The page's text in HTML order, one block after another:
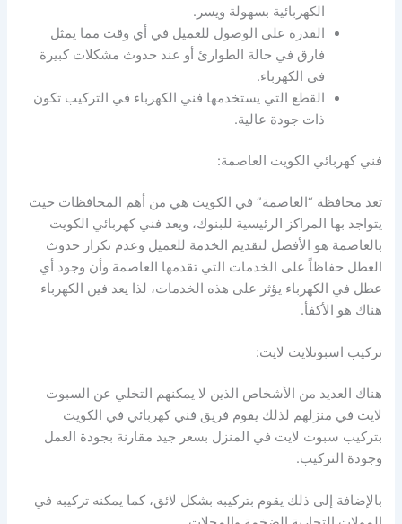
الكهربائية بسهولة ويسر.
القدرة على الوصول للعميل في أي وقت مما يمثل
فارق في حالة الطوارئ أو عند حدوث مشكلات كبيرة
في الكهرباء.
القطع التي يستخدمها فني الكهرباء في التركيب تكون
ذات جودة عالية.
فني كهربائي الكويت العاصمة:
تعد محافظة “العاصمة” في الكويت هي من أهم المحافظات حيث
يتواجد بها المراكز الرئيسية للبنوك، ويعد فني كهربائي الكويت
بالعاصمة هو الأفضل لتقديم الخدمة للعميل وعدم تكرار حدوث
العطل حفاظاً على الخدمات التي تقدمها العاصمة وأن وجود أي
عطل في الكهرباء يؤثر على هذه الخدمات، لذا يعد فين الكهرباء
هناك هو الأكفأ.
تركيب اسبوتلايت لايت:
هناك العديد من الأشخاص الذين لا يمكنهم التخلي عن السبوت
لايت في منزلهم لذلك يقوم فريق فني كهربائي في الكويت
بتركيب سبوت لايت في المنزل بسعر جيد مقارنة بجودة العمل
وجودة التركيب.
بالإضافة إلى ذلك يقوم بتركيبه بشكل لائق، كما يمكنه تركيبه في